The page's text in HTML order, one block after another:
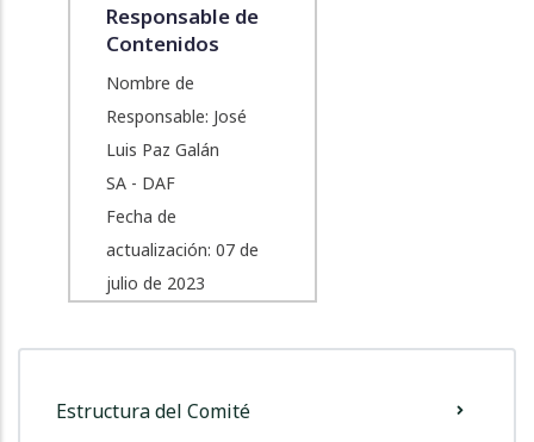
Responsable de
Contenidos
Nombre de
Responsable: José
Luis Paz Galán
SA - DAF
Fecha de
actualización: 07 de
julio de 2023
Comite
De
Estructura del Comité